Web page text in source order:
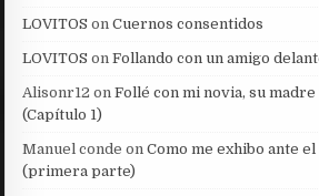
LOVITOS onCuernos consentidos
LOVITOS onFollando con un amigo
Alisonr12 onFollé con mi novia, su
(Capítulo 1)
Manuel conde onComo me exhibo ante
(primera parte)